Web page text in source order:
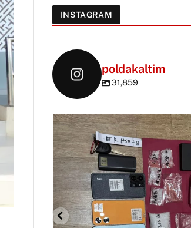
INSTAGRAM
poldakaltim
31,859